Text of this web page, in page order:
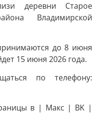
деревни Старое
Владимирской
до 8 июня
15 июня 2026 года.
по телефону:
в | Mакс | ВK |